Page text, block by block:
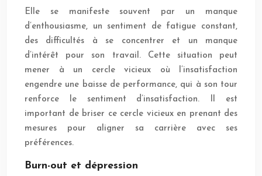
Elle se manifeste souvent par un manque
d’enthousiasme, un sentiment de fatigue constant,
des difficultés à se concentrer et un manque
d’intérêt pour son travail. Cette situation peut
mener à un cercle vicieux où l’insatisfaction
engendre une baisse de performance, qui à son tour
renforce le sentiment d’insatisfaction. Il est
important de briser ce cercle vicieux en prenant des
mesures pour aligner sa carrière avec ses
préférences.
Burn-out et dépression